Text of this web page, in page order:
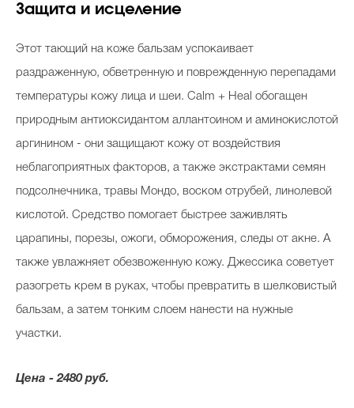
Защита и исцеление
Этот тающий на коже бальзам успокаивает
раздраженную, обветренную и поврежденную перепадами
температуры кожу лица и шеи. Calm + Heal обогащен
природным антиоксидантом аллантоином и аминокислотой
аргинином - они защищают кожу от воздействия
неблагоприятных факторов, а также экстрактами семян
подсолнечника, травы Мондо, воском отрубей, линолевой
кислотой. Средство помогает быстрее заживлять
царапины, порезы, ожоги, обморожения, следы от акне. А
также увлажняет обезвоженную кожу. Джессика советует
разогреть крем в руках, чтобы превратить в шелковистый
бальзам, а затем тонким слоем нанести на нужные
участки.
Цена - 2480 руб.